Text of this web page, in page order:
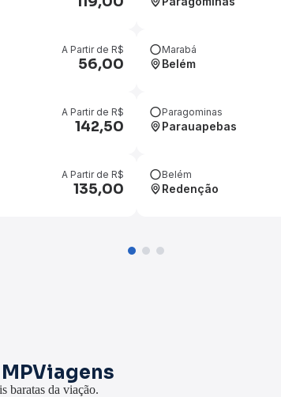
A Partir de R$
56,00
Marabá
Belém
A Partir de R$
142,50
Paragominas
Parauapebas
A Partir de R$
135,00
Belém
Redenção
baratas da viação.